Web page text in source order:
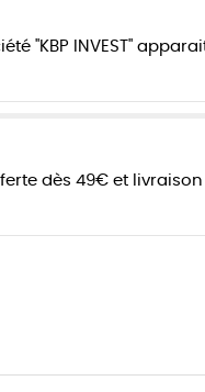
"KBP INVEST"
dès 49€ et livraison